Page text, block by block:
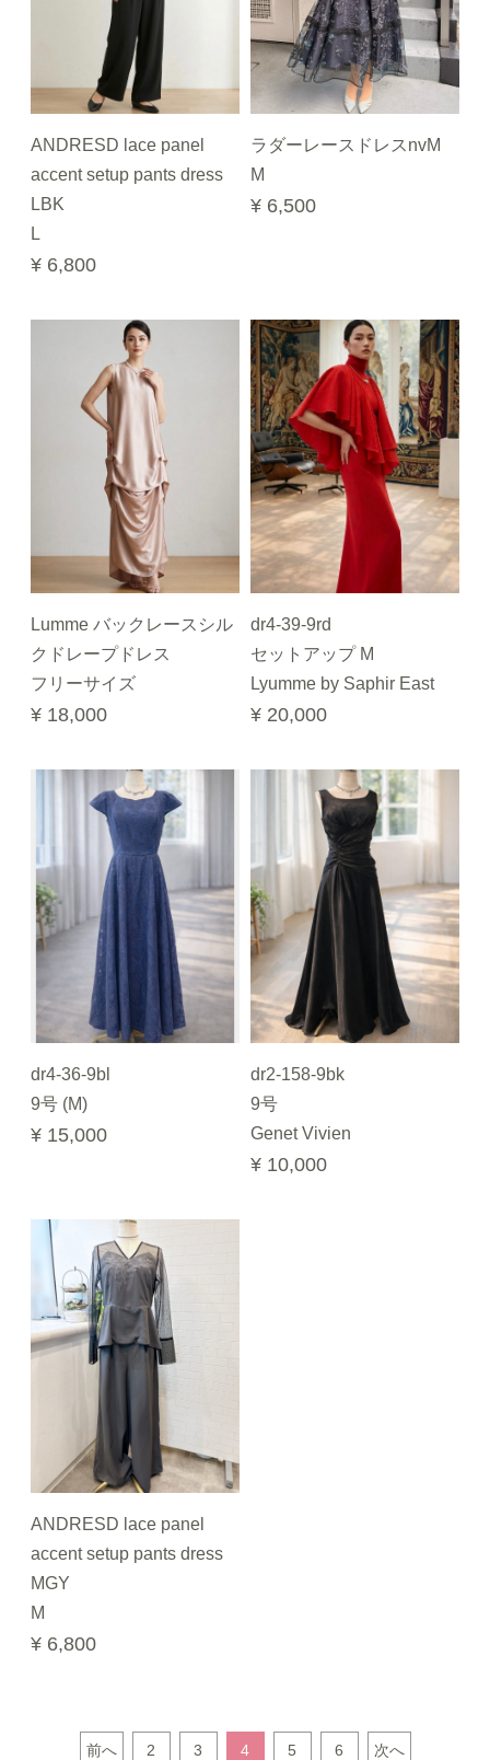
ANDRESD lace panel
accent setup pants dress
LBK
L
¥ 6,800
ラダーレースドレスnvM
M
¥ 6,500
Lumme バックレースシル
クドレープドレス
フリーサイズ
¥ 18,000
dr4-39-9rd
セットアップ M
Lyumme by Saphir East
¥ 20,000
dr4-36-9bl
9号 (M)
¥ 15,000
dr2-158-9bk
9号
Genet Vivien
¥ 10,000
ANDRESD lace panel
accent setup pants dress
MGY
M
¥ 6,800
前へ 2 3 4 5 6 次へ